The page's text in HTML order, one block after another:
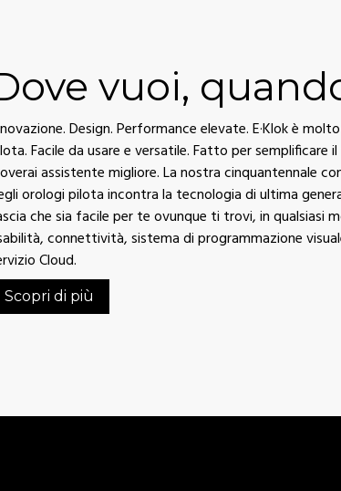
vuoi,
Design. Performance elevate. E·Klok è
Facile da usare e versatile. Fatto per semplificare
assistente migliore. La nostra cinquantennale
orologi pilota incontra la tecnologia di ultima
che sia facile per te ovunque ti trovi, in qualsiasi
connettività, sistema di programmazione
Cloud.
Scopri di più